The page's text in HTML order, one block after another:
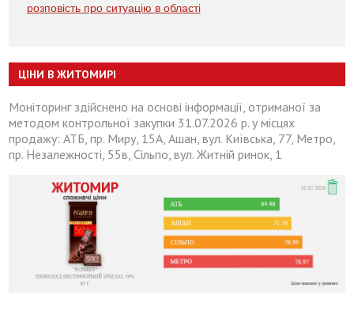
розповість про ситуацію в області
ЦІНИ В ЖИТОМИРІ
Моніторинг здійснено на основі інформації, отриманої за
методом контрольної закупки 31.07.2026 р. у місцях
продажу: АТБ, пр. Миру, 15А, Ашан, вул. Київська, 77, Метро,
пр. Незалежності, 55в, Сільпо, вул. Житній ринок, 1